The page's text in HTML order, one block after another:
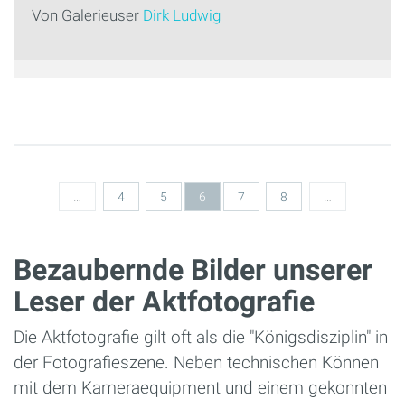
Von Galerieuser Dirk Ludwig
Seiten
4 5 6 7 8
Bezaubernde Bilder unserer
Leser der Aktfotografie
Die Aktfotografie gilt oft als die "Königsdisziplin" in
der Fotografieszene. Neben technischen Können
mit dem Kameraequipment und einem gekonnten